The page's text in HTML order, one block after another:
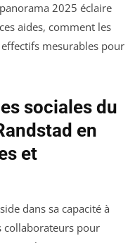
2025 éclaire
aides, comment les
mesurables pour
sociales du
en
et
dans sa capacité à
collaborateurs pour